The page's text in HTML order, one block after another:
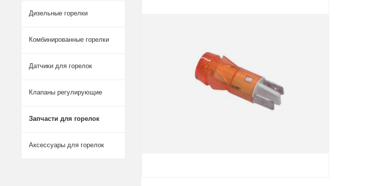
Дизельные горелки
Комбинированные горелки
Датчики для горелок
Клапаны регулирующие
Запчасти для горелок
Аксессуары для горелок